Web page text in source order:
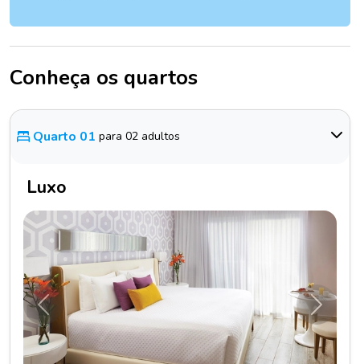
Conheça os quartos
Quarto 01 para 02 adultos
Luxo
Anterior